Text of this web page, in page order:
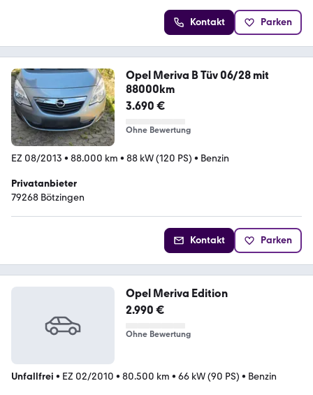
Kontakt Parken
Opel Meriva B Tüv 06/28 mit
88000km
3.690 €
Ohne Bewertung
EZ 08/2013 • 88.000 km • 88 kW (120 PS) • Benzin
Privatanbieter
79268 Bötzingen
Kontakt Parken
Opel Meriva Edition
2.990 €
Ohne Bewertung
Unfallfrei • EZ 02/2010 • 80.500 km • 66 kW (90 PS) • Benzin